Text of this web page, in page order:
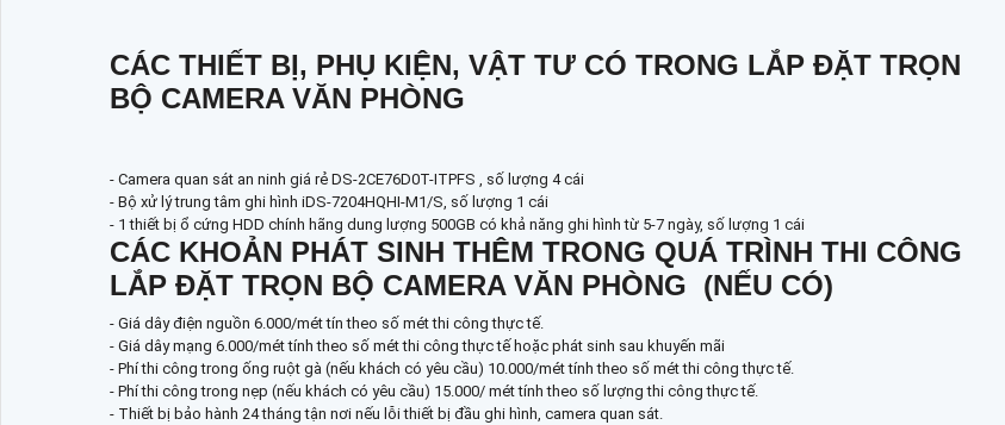
CÁC THIẾT BỊ, PHỤ KIỆN, VẬT TƯ CÓ TRONG LẮP ĐẶT TRỌN
BỘ CAMERA VĂN PHÒNG
- Camera quan sát an ninh giá rẻ DS-2CE76D0T-ITPFS , số lượng 4 cái
- Bộ xử lý trung tâm ghi hình iDS-7204HQHI-M1/S, số lượng 1 cái
- 1 thiết bị ổ cứng HDD chính hãng dung lượng 500GB có khả năng ghi hình từ 5-7 ngày, số lượng 1 cái
CÁC KHOẢN PHÁT SINH THÊM TRONG QUÁ TRÌNH THI CÔNG
LẮP ĐẶT TRỌN BỘ CAMERA VĂN PHÒNG (NẾU CÓ)
- Giá dây điện nguồn 6.000/mét tín theo số mét thi công thực tế.
- Giá dây mạng 6.000/mét tính theo số mét thi công thực tế hoặc phát sinh sau khuyến mãi
- Phí thi công trong ống ruột gà (nếu khách có yêu cầu) 10.000/mét tính theo số mét thi công thực tế.
- Phí thi công trong nẹp (nếu khách có yêu cầu) 15.000/ mét tính theo số lượng thi công thực tế.
- Thiết bị bảo hành 24 tháng tận nơi nếu lỗi thiết bị đầu ghi hình, camera quan sát.